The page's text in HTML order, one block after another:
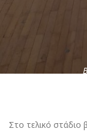
Στο τελικό στάδιο